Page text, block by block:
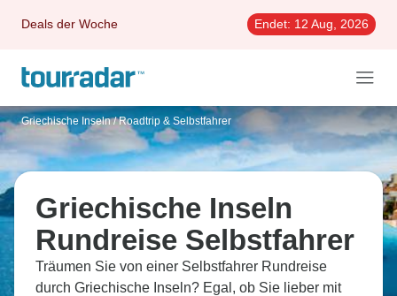
Deals der Woche Endet: 12 Aug, 2026
Griechische Inseln / Roadtrip & Selbstfahrer
Griechische Inseln
Rundreise Selbstfahrer
Träumen Sie von einer Selbstfahrer Rundreise
durch Griechische Inseln? Egal, ob Sie lieber mit